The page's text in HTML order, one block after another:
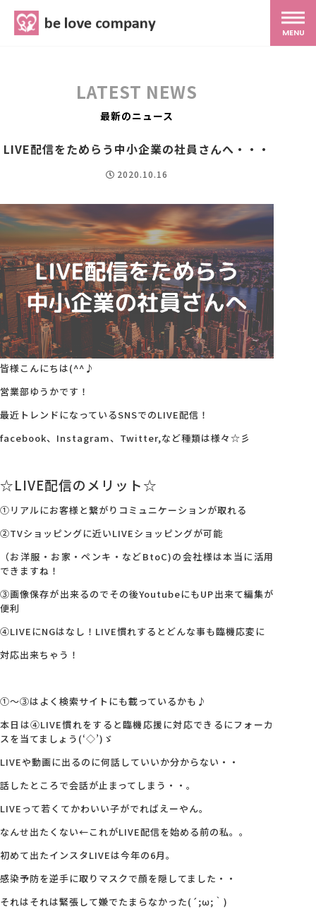
MENU
MG研修
スタッフ紹介
最新ブログ
会社概要
アクセス
採用情報
お問い合わせ
LATEST NEWS
最新のニュース
LIVE配信をためらう中小企業の社員さんへ・・・
2020.10.16
皆様こんにちは(^^♪
営業部ゆうかです！
最近トレンドになっているSNSでのLIVE配信！
facebook、Instagram、Twitter,など種類は様々☆彡
☆LIVE配信のメリット☆
①リアルにお客様と繋がりコミュニケーションが取れる
②TVショッピングに近いLIVEショッピングが可能
（お洋服・お家・ペンキ・などBtoC)の会社様は本当に活用
できますね！
③画像保存が出来るのでその後YoutubeにもUP出来て編集が
便利
④LIVEにNGはなし！LIVE慣れするとどんな事も臨機応変に
対応出来ちゃう！
①～③はよく検索サイトにも載っているかも♪
本日は④LIVE慣れをすると臨機応援に対応できるにフォーカ
スを当てましょう(‘◇’)ゞ
LIVEや動画に出るのに何話していいか分からない・・
話したところで会話が止まってしまう・・。
LIVEって若くてかわいい子がでればえーやん。
なんせ出たくない←これがLIVE配信を始める前の私。。
初めて出たインスタLIVEは今年の6月。
感染予防を逆手に取りマスクで顔を隠してました・・
それはそれは緊張して嫌でたまらなかった(´;ω;｀)